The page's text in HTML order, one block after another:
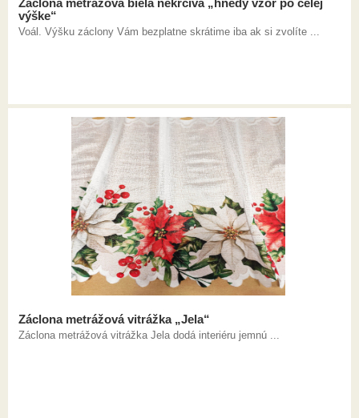
Záclona metrážová biela nekrčivá „hnedý vzor po celej
výške“
Voál. Výšku záclony Vám bezplatne skrátime iba ak si zvolíte ...
Záclona metrážová vitrážka „Jela“
Záclona metrážová vitrážka Jela dodá interiéru jemnú ...